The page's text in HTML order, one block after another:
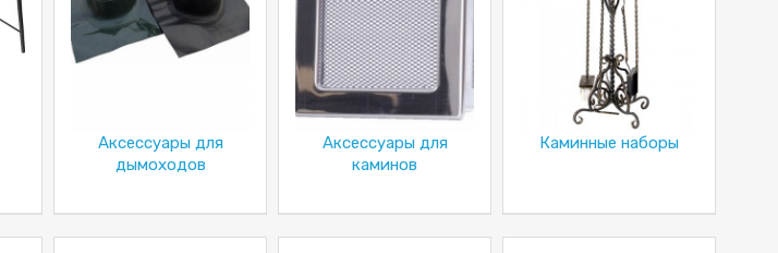
Аксессуары для
дымоходов
Аксессуары для
каминов
Каминные наборы